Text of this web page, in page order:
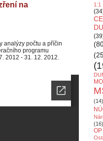
na
analýzy počtu a příčin
programu
2012 - 31. 12. 2012.
1:1
(14)
(16)